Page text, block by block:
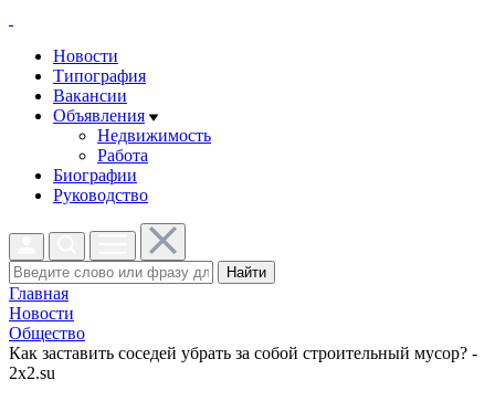
Новости
Типография
Вакансии
Объявления
Недвижимость
Работа
Биографии
Руководство
Найти
Главная
Новости
Общество
Как заставить соседей убрать за собой строительный мусор? -
2x2.su